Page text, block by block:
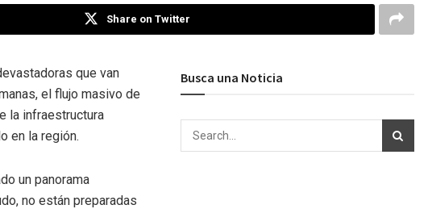
Share on Twitter
que van
el flujo masivo de
la infraestructura
en la región.
un panorama
no están preparadas
Busca una Noticia